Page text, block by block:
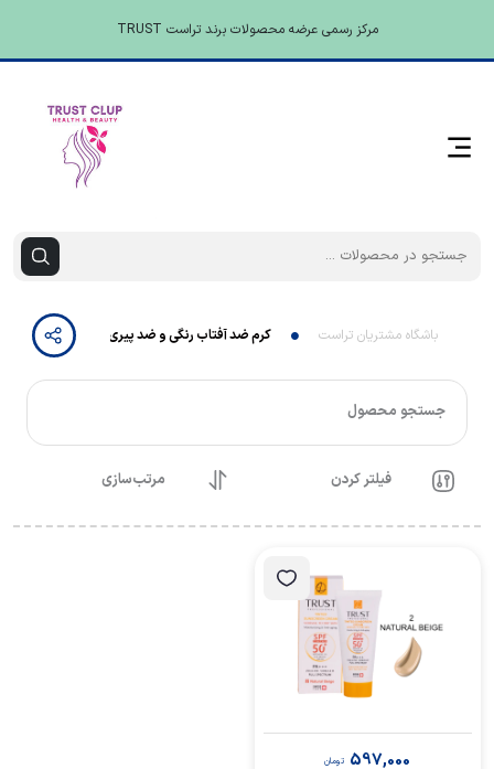
مرکز رسمی عرضه محصولات برند تراست TRUST
باشگاه مشتریان تراست کرم ضد آفتاب رنگی و ضد پیری بژ طبیعی (پوست
جستجو محصول
فیلتر کردن مرتب‌سازی
597,000 تومان